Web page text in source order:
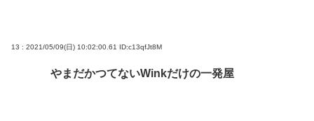
13 : 2021/05/09(日) 10:02:00.61 ID:c13qfJt8M
やまだかつてないWinkだけの一発屋